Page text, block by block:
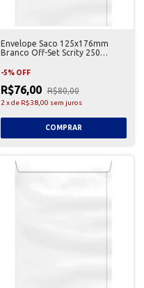
Envelope Saco 125x176mm
Branco Off-Set Scrity 250
-5% OFF
R$76,00 R$80,00
2 xde R$38,00 sem juros